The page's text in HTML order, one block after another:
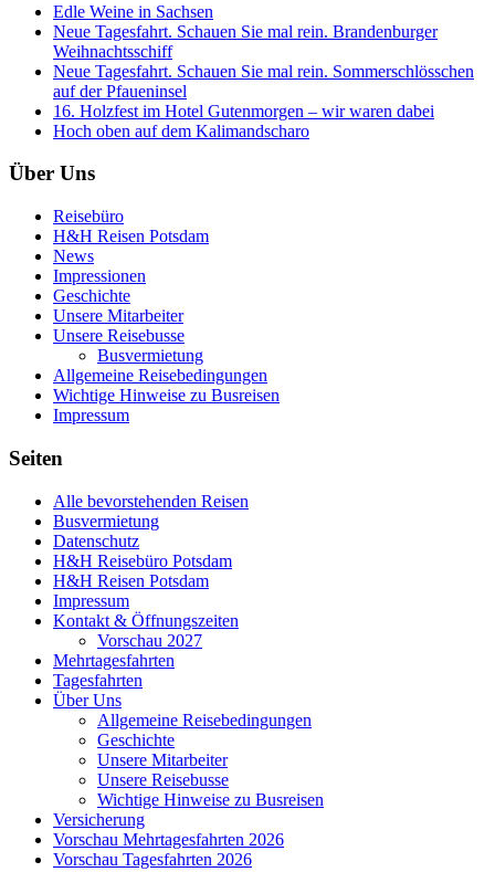
Edle Weine in Sachsen
Neue Tagesfahrt. Schauen Sie mal rein. Brandenburger
Weihnachtsschiff
Neue Tagesfahrt. Schauen Sie mal rein. Sommerschlösschen
auf der Pfaueninsel
16. Holzfest im Hotel Gutenmorgen – wir waren dabei
Hoch oben auf dem Kalimandscharo
Über Uns
Reisebüro
H&H Reisen Potsdam
News
Impressionen
Geschichte
Unsere Mitarbeiter
Unsere Reisebusse
Busvermietung
Allgemeine Reisebedingungen
Wichtige Hinweise zu Busreisen
Impressum
Seiten
Alle bevorstehenden Reisen
Busvermietung
Datenschutz
H&H Reisebüro Potsdam
H&H Reisen Potsdam
Impressum
Kontakt & Öffnungszeiten
Vorschau 2027
Mehrtagesfahrten
Tagesfahrten
Über Uns
Allgemeine Reisebedingungen
Geschichte
Unsere Mitarbeiter
Unsere Reisebusse
Wichtige Hinweise zu Busreisen
Versicherung
Vorschau Mehrtagesfahrten 2026
Vorschau Tagesfahrten 2026